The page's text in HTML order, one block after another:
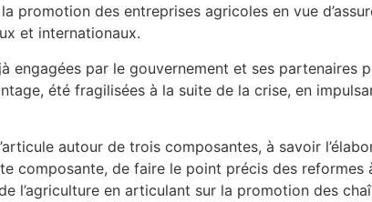
promotion des entreprises agricoles en vue
et internationaux.
engagées par le gouvernement et ses partenaires
été fragilisées à la suite de la crise, en
autour de trois composantes, à savoir
composante, de faire le point précis des
l’agriculture en articulant sur la promotion des